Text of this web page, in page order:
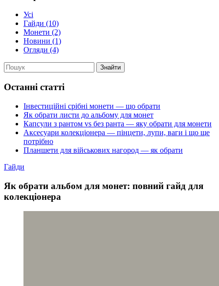
Усі
Гайди (10)
Монети (2)
Новини (1)
Огляди (4)
Знайти
Останні статті
Інвестиційні срібні монети — що обрати
Як обрати листи до альбому для монет
Капсули з рантом vs без ранта — яку обрати для монети
Аксесуари колекціонера — пінцети, лупи, ваги і що ще
потрібно
Планшети для військових нагород — як обрати
Гайди
Як обрати альбом для монет: повний гайд для
колекціонера